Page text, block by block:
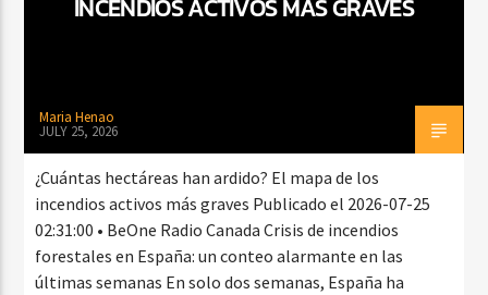
INCENDIOS ACTIVOS MÁS GRAVES
Maria Henao
JULY 25, 2026
¿Cuántas hectáreas han ardido? El mapa de los
incendios activos más graves Publicado el 2026-07-25
02:31:00 • BeOne Radio Canada Crisis de incendios
forestales en España: un conteo alarmante en las
últimas semanas En solo dos semanas, España ha